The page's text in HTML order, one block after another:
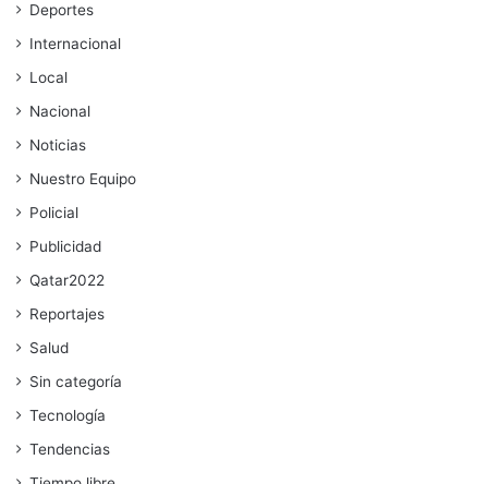
Deportes
Internacional
Local
Nacional
Noticias
Nuestro Equipo
Policial
Publicidad
Qatar2022
Reportajes
Salud
Sin categoría
Tecnología
Tendencias